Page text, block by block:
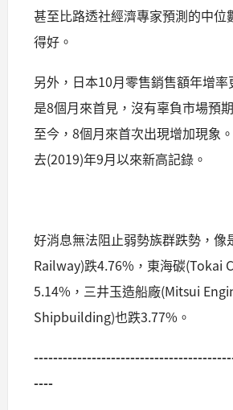
甚至比路透社經濟專家預測的中位
得好。
另外，日本10月零售銷售額年增
是8個月來首見，沒有辜負市場預
至今，8個月來首次出現增加現象
去(2019)年9月以來新高記錄。
好消息無法阻止弱勢族群跌勢，像
Railway)跌4.76%，東海碳(Tokai
5.14%，三井玉造船廠(Mitsui
Shipbuilding)也跌3.77%。
----